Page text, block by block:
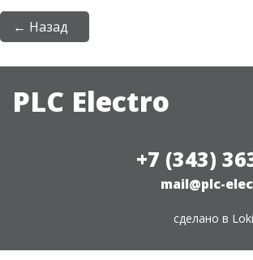
← Назад
PLC Electro
+7 (343)
mail@plc-
сделано в